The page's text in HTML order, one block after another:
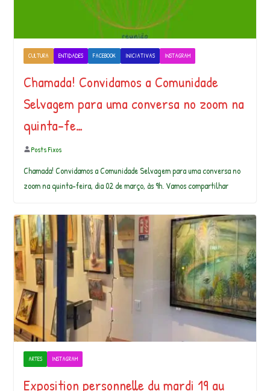
CULTURA ENTIDADES FACEBOOK INICIATIVAS INSTAGRAM
Chamada! Convidamos a Comunidade
Selvagem para uma conversa no zoom na
quinta-fe…
Posts Fixos
Chamada! Convidamos a Comunidade Selvagem para uma conversa no
zoom na quinta-feira, dia 02 de março, às 9h. Vamos compartilhar
ARTES INSTAGRAM
Exposition personnelle du mardi 19 au